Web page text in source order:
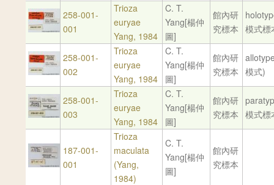
258-001-
001
Trioza
euryae
Yang, 1984
C. T.
Yang[楊仲
圖]
館內研
究標本
模式標
258-001-
002
Trioza
euryae
Yang, 1984
C. T.
Yang[楊仲
圖]
館內研
究標本
模式)
258-001-
003
Trioza
euryae
Yang, 1984
C. T.
Yang[楊仲
圖]
館內研
究標本
模式標
187-001-
001
Trioza
maculata
(Yang,
1984)
C. T.
Yang[楊仲
圖]
館內研
究標本